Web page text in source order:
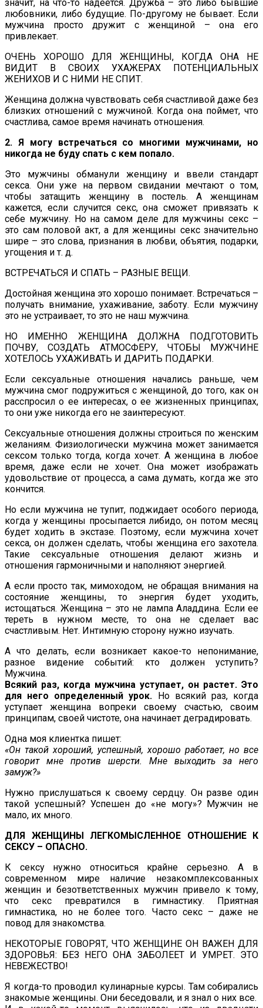
значит, на что-то надеется. Дружба – это либо бывшие
любовники, либо будущие. По-другому не бывает. Если
мужчина просто дружит с женщиной – она его
привлекает.
ОЧЕНЬ ХОРОШО ДЛЯ ЖЕНЩИНЫ, КОГДА ОНА НЕ
ВИДИТ В СВОИХ УХАЖЕРАХ ПОТЕНЦИАЛЬНЫХ
ЖЕНИХОВ И С НИМИ НЕ СПИТ.
Женщина должна чувствовать себя счастливой даже без
близких отношений с мужчиной. Когда она поймет, что
счастлива, самое время начинать отношения.
2. Я могу встречаться со многими мужчинами, но
никогда не буду спать с кем попало.
Это мужчины обманули женщину и ввели стандарт
секса. Они уже на первом свидании мечтают о том,
чтобы затащить женщину в постель. А женщинам
кажется, если случится секс, она сможет привязать к
себе мужчину. Но на самом деле для мужчины секс –
это сам половой акт, а для женщины секс значительно
шире – это слова, признания в любви, объятия, подарки,
угощения и т. д.
ВСТРЕЧАТЬСЯ И СПАТЬ – РАЗНЫЕ ВЕЩИ.
Достойная женщина это хорошо понимает. Встречаться –
получать внимание, ухаживание, заботу. Если мужчину
это не устраивает, то это не наш мужчина.
НО ИМЕННО ЖЕНЩИНА ДОЛЖНА ПОДГОТОВИТЬ
ПОЧВУ, СОЗДАТЬ АТМОСФЕРУ, ЧТОБЫ МУЖЧИНЕ
ХОТЕЛОСЬ УХАЖИВАТЬ И ДАРИТЬ ПОДАРКИ.
Если сексуальные отношения начались раньше, чем
мужчина смог подружиться с женщиной, до того, как он
расспросил о ее интересах, о ее жизненных принципах,
то они уже никогда его не заинтересуют.
Сексуальные отношения должны строиться по женским
желаниям. Физиологически мужчина может занимается
сексом только тогда, когда хочет. А женщина в любое
время, даже если не хочет. Она может изображать
удовольствие от процесса, а сама думать, когда же это
кончится.
Но если мужчина не тупит, поджидает особого периода,
когда у женщины просыпается либидо, он потом месяц
будет ходить в экстазе. Поэтому, если мужчина хочет
секса, он должен сделать, чтобы женщина его захотела.
Такие сексуальные отношения делают жизнь и
отношения гармоничными и наполняют энергией.
А если просто так, мимоходом, не обращая внимания на
состояние женщины, то энергия будет уходить,
истощаться. Женщина – это не лампа Аладдина. Если ее
тереть в нужном месте, то она не сделает вас
счастливым. Нет. Интимную сторону нужно изучать.
А что делать, если возникает какое-то непонимание,
разное видение событий: кто должен уступить?
Мужчина.
Всякий раз, когда мужчина уступает, он растет. Это
для него определенный урок. Но всякий раз, когда
уступает женщина вопреки своему счастью, своим
принципам, своей чистоте, она начинает деградировать.
Одна моя клиентка пишет:
«Он такой хороший, успешный, хорошо работает, но все
говорит мне против шерсти. Мне выходить за него
замуж?»
Нужно прислушаться к своему сердцу. Он разве один
такой успешный? Успешен до «не могу»? Мужчин не
мало, их много.
ДЛЯ ЖЕНЩИНЫ ЛЕГКОМЫСЛЕННОЕ ОТНОШЕНИЕ К
СЕКСУ – ОПАСНО.
К сексу нужно относиться крайне серьезно. А в
современном мире наличие незакомплексованных
женщин и безответственных мужчин привело к тому,
что секс превратился в гимнастику. Приятная
гимнастика, но не более того. Часто секс – даже не
повод для знакомства.
НЕКОТОРЫЕ ГОВОРЯТ, ЧТО ЖЕНЩИНЕ ОН ВАЖЕН ДЛЯ
ЗДОРОВЬЯ: БЕЗ НЕГО ОНА ЗАБОЛЕЕТ И УМРЕТ. ЭТО
НЕВЕЖЕСТВО!
Я когда-то проводил кулинарные курсы. Там собирались
знакомые женщины. Они беседовали, и я знал о них все.